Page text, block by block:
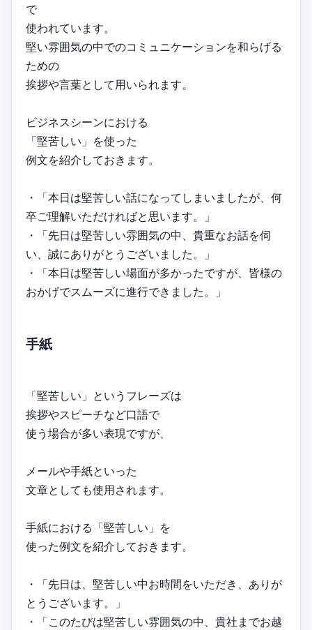
で
使われています。
堅い雰囲気の中でのコミュニケーションを和らげる
ための
挨拶や言葉として用いられます。
ビジネスシーンにおける
「堅苦しい」を使った
例文を紹介しておきます。
・「本日は堅苦しい話になってしまいましたが、何
卒ご理解いただければと思います。」
・「先日は堅苦しい雰囲気の中、貴重なお話を伺
い、誠にありがとうございました。」
・「本日は堅苦しい場面が多かったですが、皆様の
おかげでスムーズに進行できました。」
手紙
「堅苦しい」というフレーズは
挨拶やスピーチなど口語で
使う場合が多い表現ですが、
メールや手紙といった
文章としても使用されます。
手紙における「堅苦しい」を
使った例文を紹介しておきます。
・「先日は、堅苦しい中お時間をいただき、ありが
とうございます。」
・「このたびは堅苦しい雰囲気の中、貴社までお越